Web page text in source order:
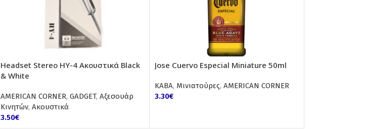
Headset Stereo HY-4 Ακουστικά Black
& White
AMERICAN CORNER, GADGET, Αξεσουάρ
Κινητών, Ακουστικά
3.50€
Jose Cuervo Especial Miniature 50ml
ΚΑΒΑ, Μινιατούρες, AMERICAN CORNER
3.30€